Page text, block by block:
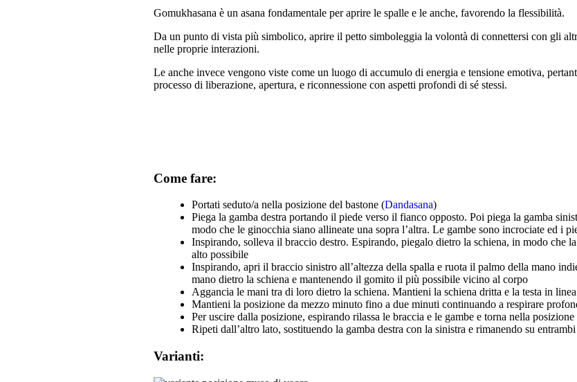
Gomukhasana è un asana fondamentale per aprire le spalle e le anche, favorendo la flessibilità.
Da un punto di vista più simbolico, aprire il petto simboleggia la volontà di connettersi con gli
nelle proprie interazioni.
Le anche invece vengono viste come un luogo di accumulo di energia e tensione emotiva,
processo di liberazione, apertura, e riconnessione con aspetti profondi di sé stessi.
Come fare:
Portati seduto/a nella posizione del bastone (Dandasana)
Piega la gamba destra portando il piede verso il fianco opposto. Poi piega la gamba
modo che le ginocchia siano allineate una sopra l’altra. Le gambe sono incrociate ed i
Inspirando, solleva il braccio destro. Espirando, piegalo dietro la schiena, in modo che
alto possibile
Inspirando, apri il braccio sinistro all’altezza della spalla e ruota il palmo della mano
mano dietro la schiena e mantenendo il gomito il più possibile vicino al corpo
Aggancia le mani tra di loro dietro la schiena. Mantieni la schiena dritta e la testa in
Mantieni la posizione da mezzo minuto fino a due minuti continuando a respirare
Per uscire dalla posizione, espirando rilassa le braccia e le gambe e torna nella
Ripeti dall’altro lato, sostituendo la gamba destra con la sinistra e rimanendo su
Varianti: